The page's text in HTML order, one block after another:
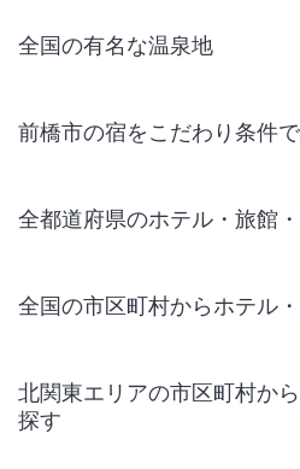
全国の有名な温泉地
前橋市の宿をこだわり条件
全都道府県のホテル・旅館
全国の市区町村からホテル
北関東エリアの市区町村か
探す